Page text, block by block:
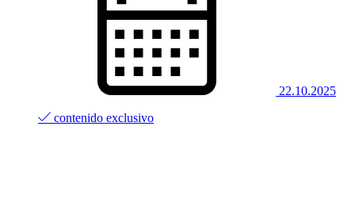
22.10.2025
contenido exclusivo